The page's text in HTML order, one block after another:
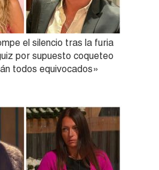
el silencio tras la furia
por supuesto coqueteo
todos equivocados»